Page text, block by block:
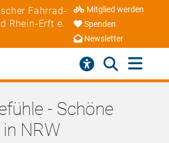
Fahrrad-
Rhein-Erft e.
Mitglied werden
Spenden
Newsletter
- Schöne
NRW